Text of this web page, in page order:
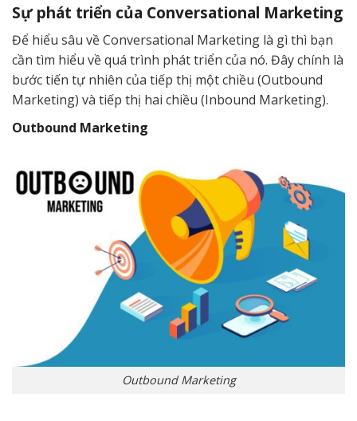
Sự phát triển của Conversational Marketing
Để hiểu sâu về Conversational Marketing là gì thì bạn
cần tìm hiểu về quá trình phát triển của nó. Đây chính là
bước tiến tự nhiên của tiếp thị một chiều (Outbound
Marketing) và tiếp thị hai chiều (Inbound Marketing).
Outbound Marketing
Outbound Marketing